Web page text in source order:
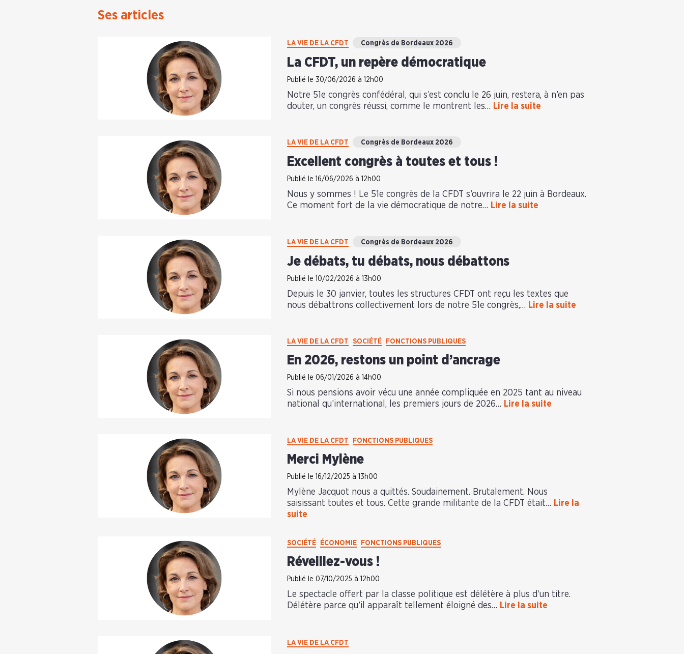
Ses articles
LA VIE DE LA CFDT Congrès de Bordeaux 2026
La CFDT, un repère démocratique
Publié le 30/06/2026 à 12h00
Notre 51e congrès confédéral, qui s’est conclu le 26 juin, restera, à n’en pas
douter, un congrès réussi, comme le montrent les… Lire la suite
LA VIE DE LA CFDT Congrès de Bordeaux 2026
Excellent congrès à toutes et tous !
Publié le 16/06/2026 à 12h00
Nous y sommes ! Le 51e congrès de la CFDT s’ouvrira le 22 juin à Bordeaux.
Ce moment fort de la vie démocratique de notre… Lire la suite
LA VIE DE LA CFDT Congrès de Bordeaux 2026
Je débats, tu débats, nous débattons
Publié le 10/02/2026 à 13h00
Depuis le 30 janvier, toutes les structures CFDT ont reçu les textes que
nous débattrons collectivement lors de notre 51e congrès,… Lire la suite
LA VIE DE LA CFDT SOCIÉTÉ FONCTIONS PUBLIQUES
En 2026, restons un point d’ancrage
Publié le 06/01/2026 à 14h00
Si nous pensions avoir vécu une année compliquée en 2025 tant au niveau
national qu’international, les premiers jours de 2026… Lire la suite
LA VIE DE LA CFDT FONCTIONS PUBLIQUES
Merci Mylène
Publié le 16/12/2025 à 13h00
Mylène Jacquot nous a quittés. Soudainement. Brutalement. Nous
saisissant toutes et tous. Cette grande militante de la CFDT était… Lire la
suite
SOCIÉTÉ ÉCONOMIE FONCTIONS PUBLIQUES
Réveillez-vous !
Publié le 07/10/2025 à 12h00
Le spectacle offert par la classe politique est délétère à plus d’un titre.
Délétère parce qu’il apparaît tellement éloigné des… Lire la suite
LA VIE DE LA CFDT